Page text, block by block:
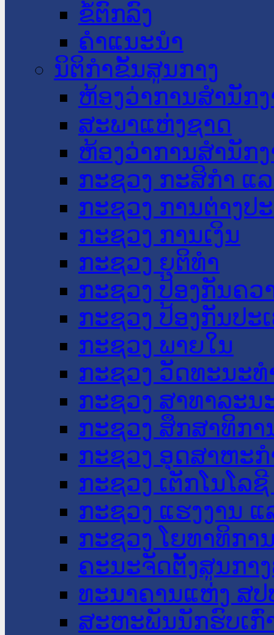
ຂໍ້ຕົກລົງ
ຄໍາແນະນໍາ
ນິຕິກໍາຂັ້ນສູນກາງ
ຫ້ອງວ່າການສໍານັກ
ສະພາແຫ່ງຊາດ
ຫ້ອງວ່າການສຳນັກ
ກະຊວງ ກະສິກຳ ແ
ກະຊວງ ການຕ່າງປ
ກະຊວງ ການເງິນ
ກະຊວງ ຍຸຕິທໍາ
ກະຊວງ ປ້ອງກັນຄວ
ກະຊວງ ປ້ອງກັນປະ
ກະຊວງ ພາຍໃນ
ກະຊວງ ວັດທະນະ
ກະຊວງ ສາທາລະນ
ກະຊວງ ສຶກສາທິກາ
ກະຊວງ ອຸດສາຫະ
ກະຊວງ ເຕັກໂນໂລ
ກະຊວງ ແຮງງານ
ກະຊວງ ໂຍທາທິກາ
ຄະນະຈັດຕັ້ງສູນກາ
ທະນາຄານແຫ່ງ ສປ
ສະຫະພັນນັກຮົບເກົ່